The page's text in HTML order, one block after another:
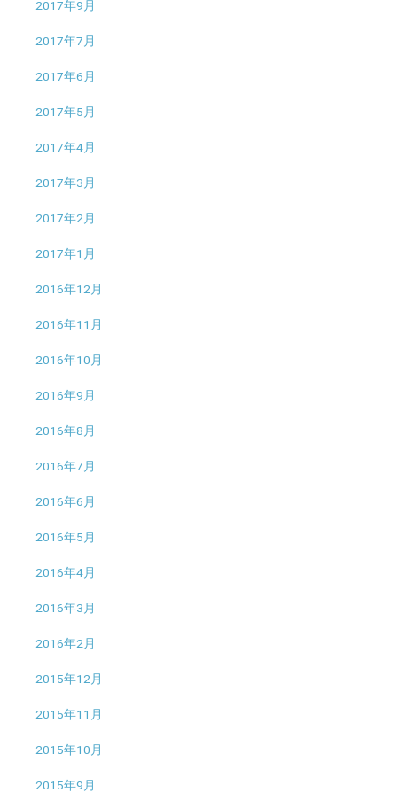
2017年9月
2017年7月
2017年6月
2017年5月
2017年4月
2017年3月
2017年2月
2017年1月
2016年12月
2016年11月
2016年10月
2016年9月
2016年8月
2016年7月
2016年6月
2016年5月
2016年4月
2016年3月
2016年2月
2015年12月
2015年11月
2015年10月
2015年9月